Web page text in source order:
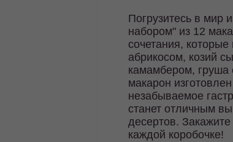
Погрузитесь в мир
набором" из 12
сочетания,
абрикосом, козий
камамбером, груша
макарон
незабываемое
станет отличным
десертов. Закажите
каждой коробочке!